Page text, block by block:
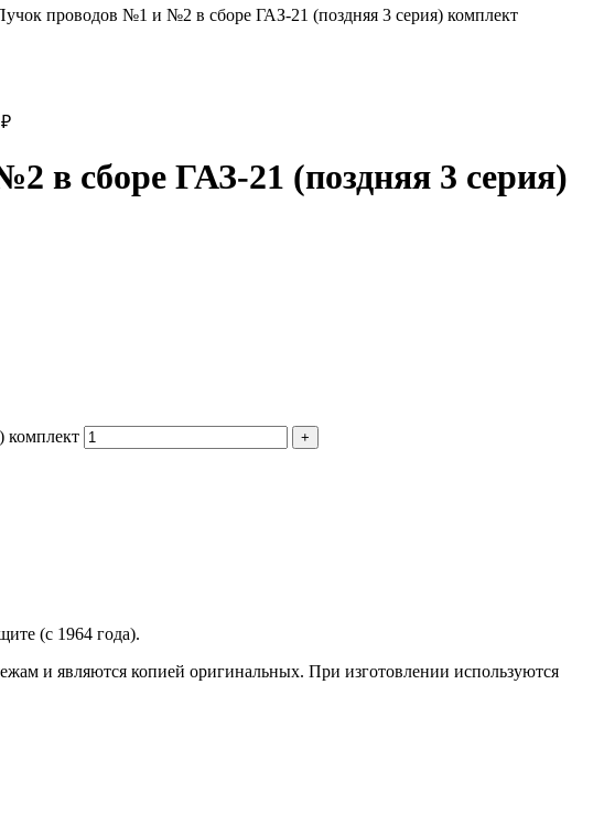
проводов №1 и №2 в сборе ГАЗ-21 (поздняя 3 серия) комплект
₽
в сборе ГАЗ-21 (поздняя 3 серия)
комплект
(с 1964 года).
и являются копией оригинальных. При изготовлении используются